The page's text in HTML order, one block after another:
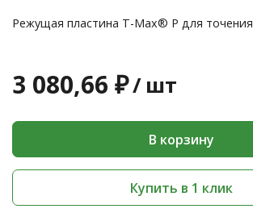
Режущая пластина T-Max® P для точения
3 080,66 ₽/ шт
В корзину
Купить в 1 клик